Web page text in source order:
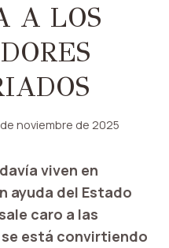
A LOS
noviembre de 2025
viven en
ayuda del Estado
caro a las
está convirtiendo